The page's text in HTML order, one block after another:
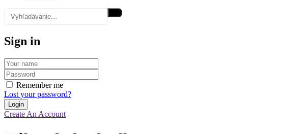
Sign in
Remember me
Lost your password?
Create An Account